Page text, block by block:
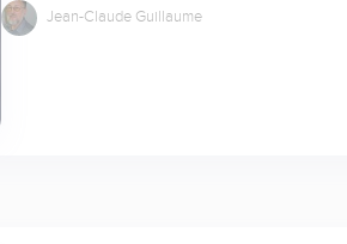
Jean-Claude Guillaume